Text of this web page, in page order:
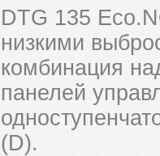
DTG 135
низкими
комбинация
панелей
(D).